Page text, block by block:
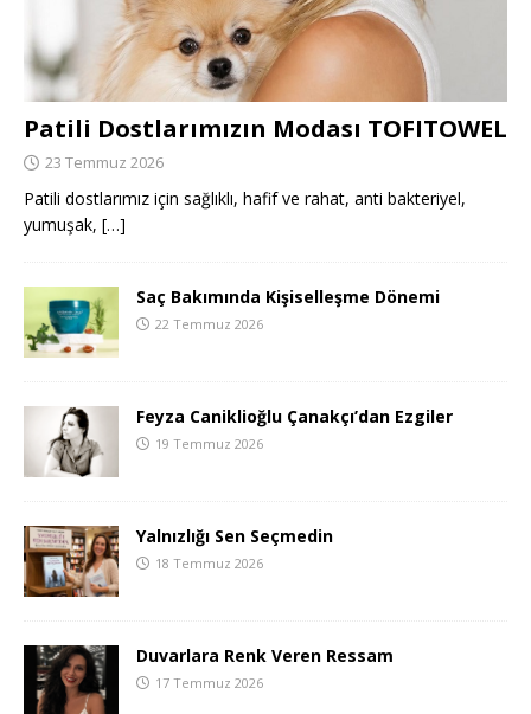
Patili Dostlarımızın Modası TOFITOWEL
23 Temmuz 2026
Patili dostlarımız için sağlıklı, hafif ve rahat, anti bakteriyel,
yumuşak, […]
Saç Bakımında Kişiselleşme Dönemi
22 Temmuz 2026
Feyza Caniklioğlu Çanakçı’dan Ezgiler
19 Temmuz 2026
Yalnızlığı Sen Seçmedin
18 Temmuz 2026
Duvarlara Renk Veren Ressam
17 Temmuz 2026